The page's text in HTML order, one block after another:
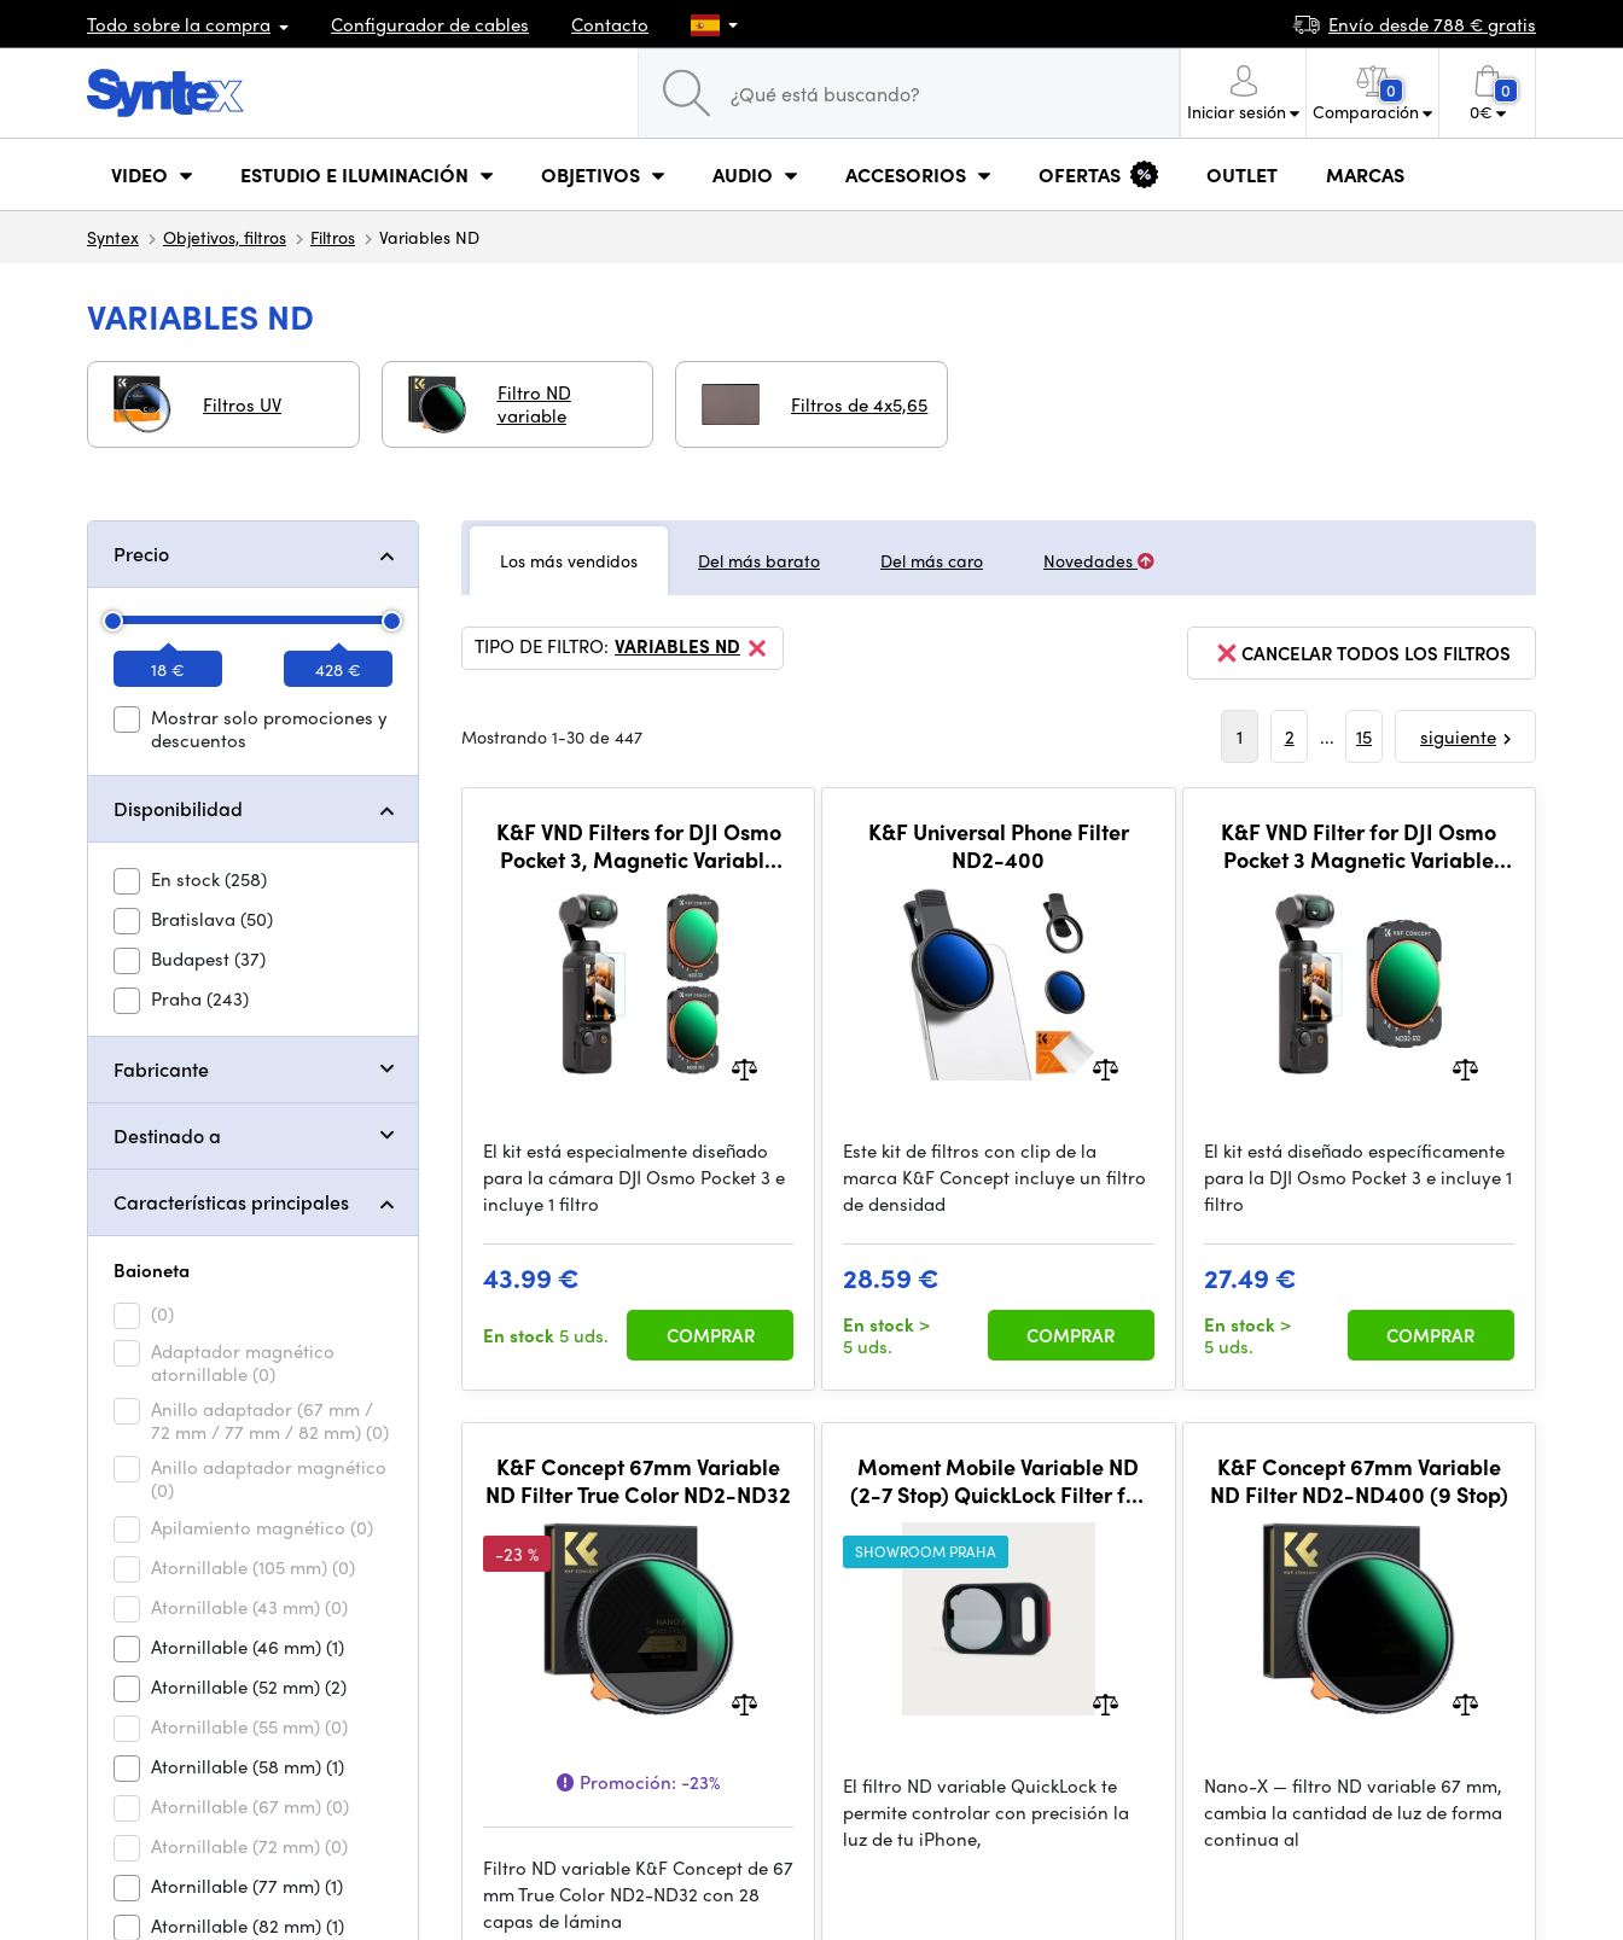
Todo sobre la compra Configurador de cables Contacto Envío desde 788 € gratis
Iniciar sesión
0
Comparación
0
0€
VIDEO ESTUDIO E ILUMINACIÓN OBJETIVOS AUDIO ACCESORIOS OFERTAS OUTLET MARCAS
Syntex Objetivos, filtros Filtros Variables ND
VARIABLES ND
Filtros UV
Filtro ND
variable
Filtros de 4x5,65
Precio
18 € 428 €
Mostrar solo promociones y
descuentos
Disponibilidad
En stock(258)
Bratislava (50)
Budapest(37)
Praha (243)
Fabricante
Destinado a
Características principales
Baioneta
(0)
Adaptador magnético
atornillable (0)
Anillo adaptador (67 mm /
72 mm / 77 mm / 82 mm) (0)
Anillo adaptador magnético
(0)
Apilamiento magnético (0)
Atornillable (105 mm) (0)
Atornillable (43 mm) (0)
Atornillable (46 mm)(1)
Atornillable (52 mm)(2)
Atornillable (55 mm) (0)
Atornillable (58 mm)(1)
Atornillable (67 mm) (0)
Atornillable (72 mm) (0)
Atornillable (77 mm)(1)
Atornillable (82 mm)(1)
Los más vendidos Del más barato Del más caro Novedades
CANCELAR TODOS LOS FILTROS
TIPO DE FILTRO: VARIABLES ND
Mostrando 1-30 de 447 1 2 ... 15 siguiente
K&F VND Filters for DJI Osmo
Pocket 3, Magnetic Variable
ND2-32 + ND32-512 Neutral
Density Filters 2
El kit está especialmente diseñado
para la cámara DJI Osmo Pocket 3 e
incluye 1 filtro
43.99 €
En stock 5 uds. COMPRAR
K&F Universal Phone Filter
ND2-400
Este kit de filtros con clip de la
marca K&F Concept incluye un filtro
de densidad
28.59 €
En stock >
5 uds.
COMPRAR
K&F VND Filter for DJI Osmo
Pocket 3 Magnetic Variable
ND32-512 Neutral Density
Filter 28 Layer nano
El kit está diseñado específicamente
para la DJI Osmo Pocket 3 e incluye 1
filtro
27.49 €
En stock >
5 uds.
COMPRAR
K&F Concept 67mm Variable
ND Filter True Color ND2-ND32
-23 %
Promoción: -23%
Filtro ND variable K&F Concept de 67
mm True Color ND2-ND32 con 28
capas de lámina
Moment Mobile Variable ND
(2-7 Stop) QuickLock Filter for
SHOWROOM PRAHA
El filtro ND variable QuickLock te
permite controlar con precisión la
luz de tu iPhone,
K&F Concept 67mm Variable
ND Filter ND2-ND400 (9 Stop)
Nano-X — filtro ND variable 67 mm,
cambia la cantidad de luz de forma
continua al